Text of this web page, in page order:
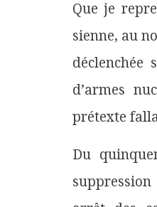
Que je
sienne, au
déclenchée
d’armes
prétexte
Du